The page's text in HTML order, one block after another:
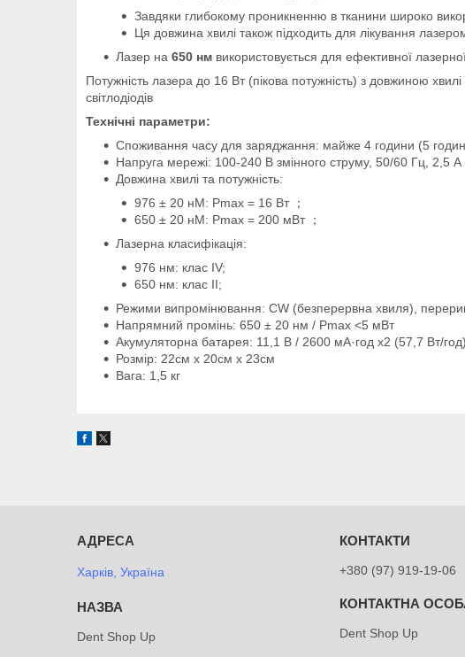
Завдяки глибокому проникненню в тканини широко
Ця довжина хвилі також підходить для лікування
Лазер на 650 нм використовується для ефективної
Потужність лазера до 16 Вт (пікова потужність) з довжиною
світлодіодів
Технічні параметри:
Споживання часу для заряджання: майже 4 години (5
Напруга мережі: 100-240 В змінного струму, 50/60 Гц, 2,5 А
Довжина хвилі та потужність:
976 ± 20 нМ: Pmax = 16 Вт ；
650 ± 20 нМ: Pmax = 200 мВт ；
Лазерна класифікація:
976 нм: клас IV;
650 нм: клас II;
Режими випромінювання: CW (безперервна хвиля),
Напрямний промінь: 650 ± 20 нм / Pmax <5 мВт
Акумуляторна батарея: 11,1 В / 2600 мА·год x2 (57,7 Вт/год)
Розмір: 22см х 20см х 23см
Вага: 1,5 кг
Харків, Україна
Dent Shop Up
+380 (97) 919-19-06
Dent Shop Up